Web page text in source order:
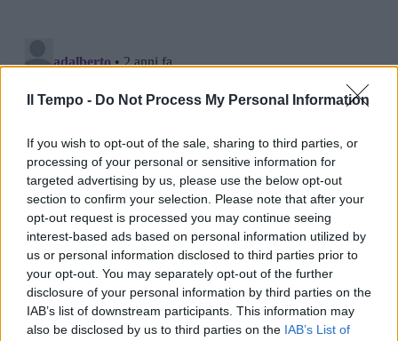
Il Tempo - Do Not Process My Personal Information
If you wish to opt-out of the sale, sharing to third parties, or
processing of your personal or sensitive information for
targeted advertising by us, please use the below opt-out
section to confirm your selection. Please note that after your
opt-out request is processed you may continue seeing
interest-based ads based on personal information utilized by
us or personal information disclosed to third parties prior to
your opt-out. You may separately opt-out of the further
disclosure of your personal information by third parties on the
IAB’s list of downstream participants. This information may
also be disclosed by us to third parties on the IAB’s List of